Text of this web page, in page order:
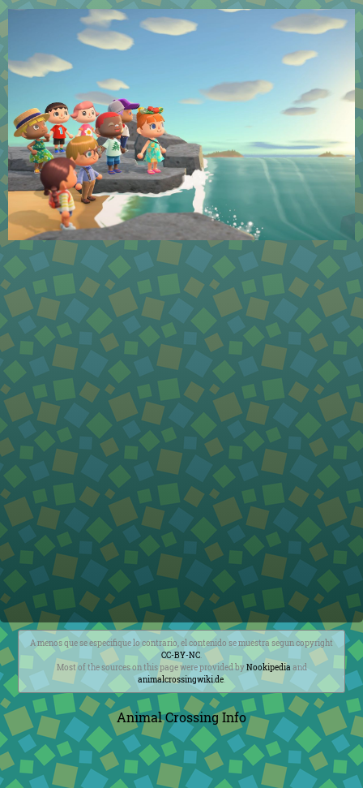
A menos que se especifique lo contrario, el contenido se muestra segun copyright
CC-BY-NC.
Most of the sources on this page were provided byNookipedia and
animalcrossingwiki.de.
Animal Crossing Info